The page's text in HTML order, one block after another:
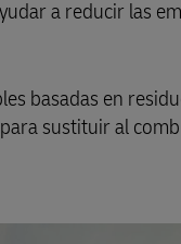
a reducir las
basadas en
sustituir al